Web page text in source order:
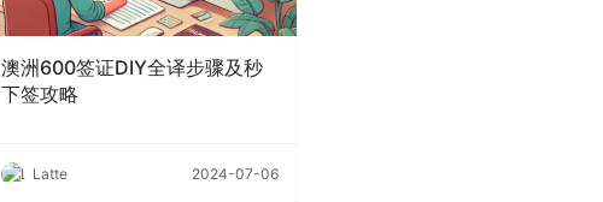
澳洲600签证DIY全译步骤及秒
下签攻略
Latte 2024-07-06